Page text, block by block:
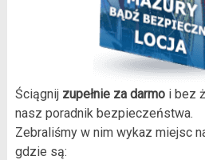
Ściągnij zupełnie za darmo i bez
nasz poradnik bezpieczeństwa.
Zebraliśmy w nim wykaz miejsc
gdzie są: